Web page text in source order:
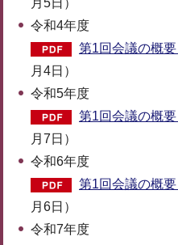
月5日）
令和4年度
第1回会議の概要
月4日）
令和5年度
第1回会議の概要
月7日）
令和6年度
第1回会議の概要
月6日）
令和7年度